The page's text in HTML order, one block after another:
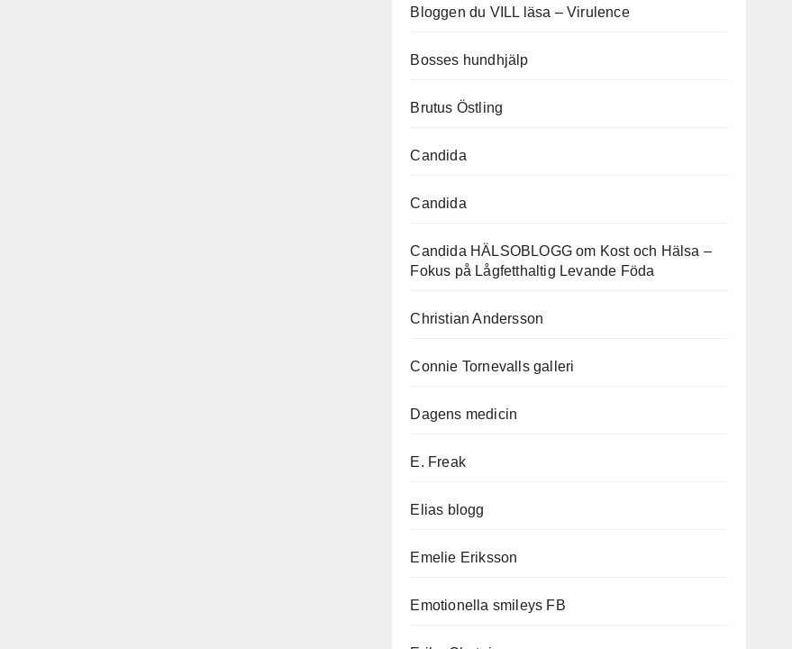
Bloggen du VILL läsa – Virulence
Bosses hundhjälp
Brutus Östling
Candida
Candida
Candida HÄLSOBLOGG om Kost och Hälsa –
Fokus på Lågfetthaltig Levande Föda
Christian Andersson
Connie Tornevalls galleri
Dagens medicin
E. Freak
Elias blogg
Emelie Eriksson
Emotionella smileys FB